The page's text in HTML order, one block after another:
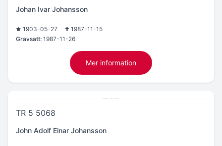
Johan Ivar Johansson
1903-05-27
1987-11-15
Gravsatt: 1987-11-26
Mer information
TR 5 5068
John Adolf Einar Johansson